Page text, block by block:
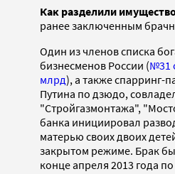
Как разделили
ранее заключенным
Один из членов списка
бизнесменов России (№31
млрд), а также спарринг-
Путина по дзюдо,
"Стройгазмонтажа",
банка инициировал
матерью своих двоих
закрытом режиме. Брак
конце апреля 2013 года